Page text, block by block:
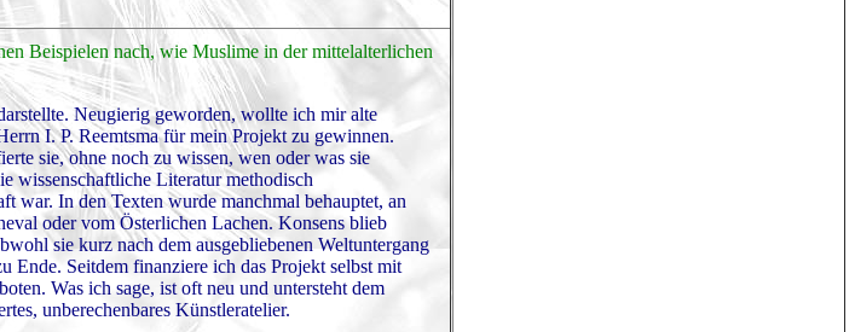
Beispielen nach, wie Muslime in der mittelalterlichen
Neugierig geworden, wollte ich mir alte
I. P. Reemtsma für mein Projekt zu gewinnen.
sie, ohne noch zu wissen, wen oder was sie
wissenschaftliche Literatur methodisch
war. In den Texten wurde manchmal behauptet, an
oder vom Österlichen Lachen. Konsens blieb
sie kurz nach dem ausgebliebenen Weltuntergang
Ende. Seitdem finanziere ich das Projekt selbst mit
Was ich sage, ist oft neu und untersteht dem
unberechenbares Künstleratelier.